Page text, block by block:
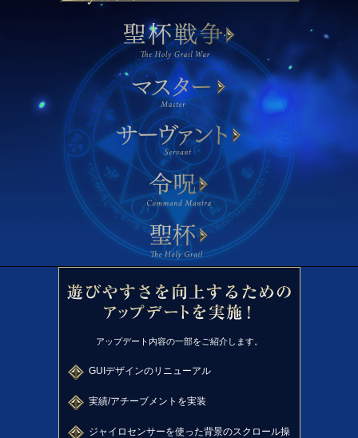
アップデート内容の一部をご紹介します。
GUIデザインのリニューアル
実績/アチーブメントを実装
ジャイロセンサーを使った背景のスクロール操